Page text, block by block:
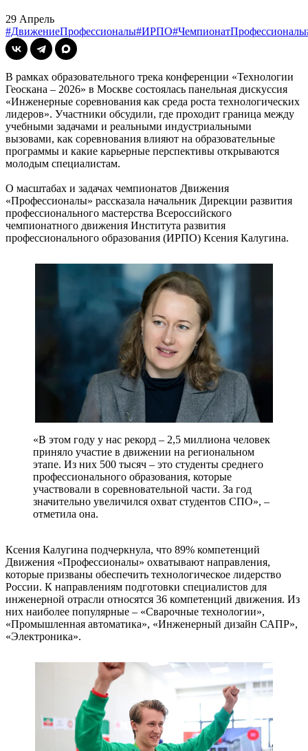
29 Апрель
#ДвижениеПрофессионалы#ИРПО#ЧемпионатПрофессионалы
В рамках образовательного трека конференции «Технологии
Геоскана – 2026» в Москве состоялась панельная дискуссия
«Инженерные соревнования как среда роста технологических
лидеров». Участники обсудили, где проходит граница между
учебными задачами и реальными индустриальными
вызовами, как соревнования влияют на образовательные
программы и какие карьерные перспективы открываются
молодым специалистам.
О масштабах и задачах чемпионатов Движения
«Профессионалы» рассказала начальник Дирекции развития
профессионального мастерства Всероссийского
чемпионатного движения Института развития
профессионального образования (ИРПО) Ксения Калугина.
«В этом году у нас рекорд – 2,5 миллиона человек
приняло участие в движении на региональном
этапе. Из них 500 тысяч – это студенты среднего
профессионального образования, которые
участвовали в соревновательной части. За год
значительно увеличился охват студентов СПО», –
отметила она.
Ксения Калугина подчеркнула, что 89% компетенций
Движения «Профессионалы» охватывают направления,
которые призваны обеспечить технологическое лидерство
России. К направлениям подготовки специалистов для
инженерной отрасли относятся 36 компетенций движения. Из
них наиболее популярные – «Сварочные технологии»,
«Промышленная автоматика», «Инженерный дизайн САПР»,
«Электроника».